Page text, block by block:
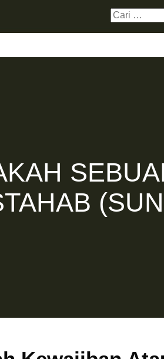
Cari
untuk: